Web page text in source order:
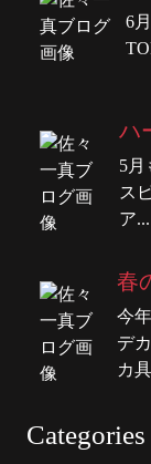
6
ハ
5月
ス
ア...
春
今
デ
カ
Categories